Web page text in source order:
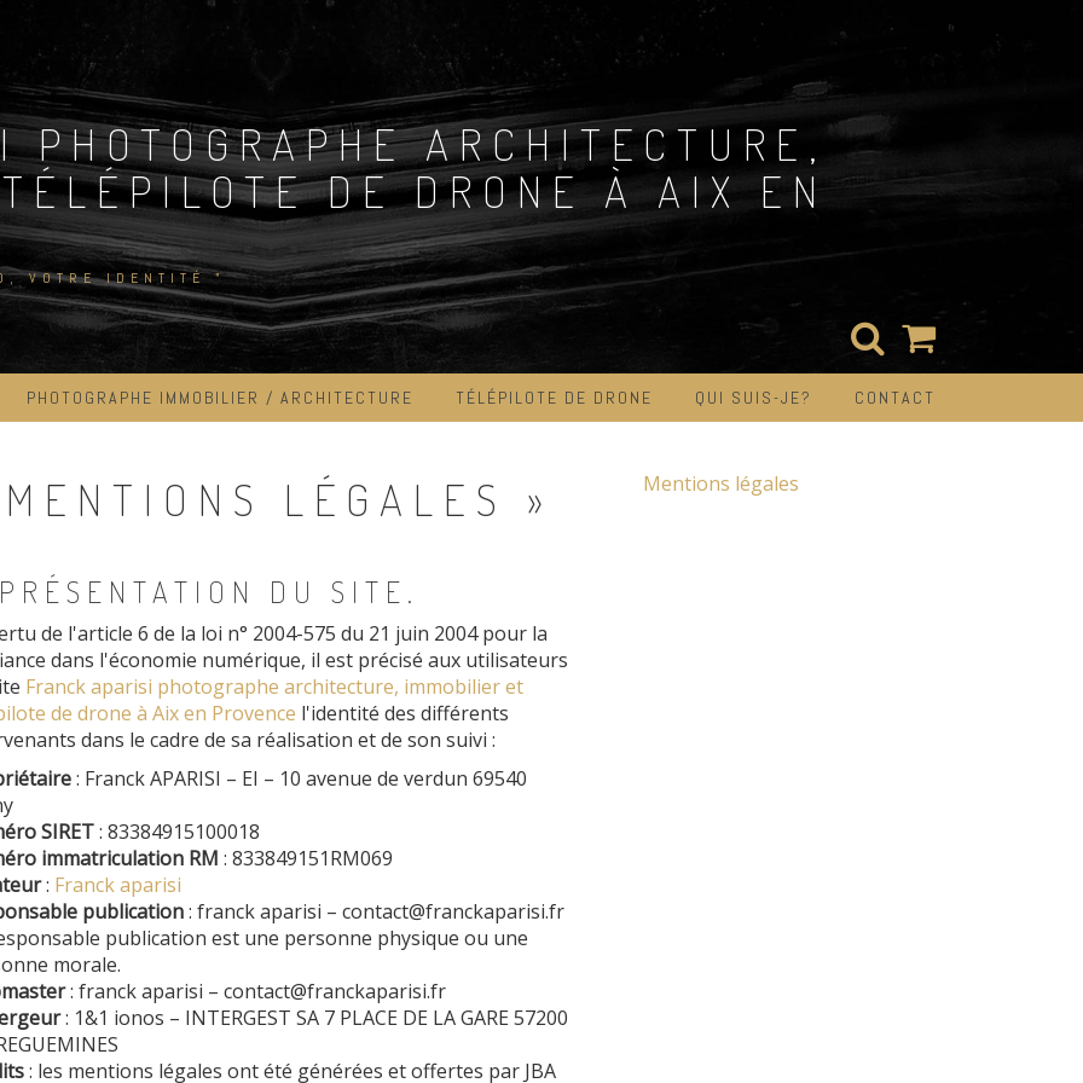
PHOTOGRAPHE ARCHITECTURE,
DE DRONE À AIX EN
VOTRE IDENTITÉ "
PHOTOGRAPHE IMMOBILIER / ARCHITECTURE TÉLÉPILOTE DE DRONE QUI SUIS-JE? CONTACT
LÉGALES »
DU SITE.
de l'article 6 de la loi n° 2004-575 du 21 juin 2004 pour la
dans l'économie numérique, il est précisé aux utilisateurs
Franck aparisi photographe architecture, immobilier et
de drone à Aix en Provence l'identité des différents
dans le cadre de sa réalisation et de son suivi :
: Franck APARISI – EI – 10 avenue de verdun 69540
SIRET: 83384915100018
immatriculation RM : 833849151RM069
: Franck aparisi
publication: franck aparisi – contact@franckaparisi.fr
publication est une personne physique ou une
morale.
: franck aparisi – contact@franckaparisi.fr
: 1&1 ionos – INTERGEST SA 7 PLACE DE LA GARE 57200
: les mentions légales ont été générées et offertes par JBA
Mentions légales